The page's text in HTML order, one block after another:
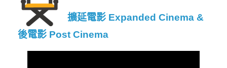
擴延電影 Expanded Cinema &
後電影 Post Cinema